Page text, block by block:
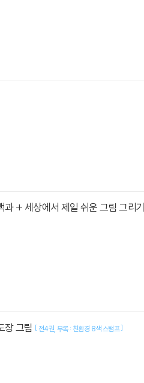
+ 세상에서 제일 쉬운 그림 그리기
장 그림 [ 전4권 부록 : 친환경 8색 스탬프]